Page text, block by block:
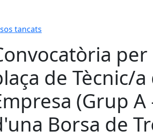
tancats
de Tècnic/
(Grup
Borsa de